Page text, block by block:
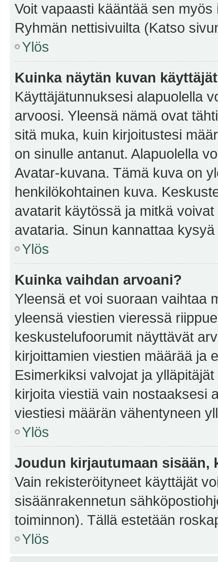
Voit vapaasti kääntää sen
Ryhmän nettisivuilta (Katso
Ylös
Kuinka näytän kuvan
Käyttäjätunnuksesi alapuolella
arvoosi. Yleensä nämä ovat
sitä muka, kuin kirjoitustesi
on sinulle antanut. Alapuolella
Avatar-kuvana. Tämä kuva on
henkilökohtainen kuva.
avatarit käytössä ja mitkä
avataria. Sinun kannattaa
Ylös
Kuinka vaihdan arvoani?
Yleensä et voi suoraan vaihtaa
yleensä viestien vieressä
keskustelufoorumit näyttävät
kirjoittamien viestien määrää ja
Esimerkiksi valvojat ja
kirjoita viestiä vain nostaaksesi
viestiesi määrän vähentyneen
Ylös
Joudun kirjautumaan sisään,
Vain rekisteröityneet käyttäjät
sisäänrakennetun
toiminnon). Tällä estetään
Ylös